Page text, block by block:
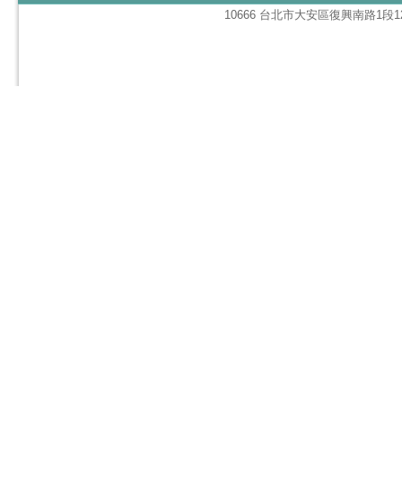
10666 台北市大安區復興南路1段